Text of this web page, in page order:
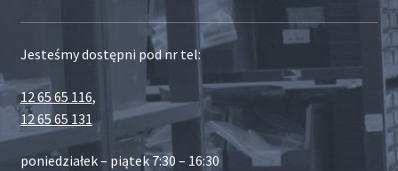
Jesteśmy dostępni pod nr tel:
12 65 65 116,
12 65 65 131
poniedziałek – piątek 7:30 – 16:30